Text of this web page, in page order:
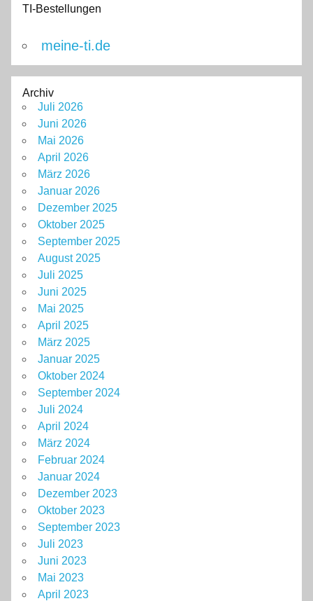
TI-Bestellungen
meine-ti.de
Archiv
Juli 2026
Juni 2026
Mai 2026
April 2026
März 2026
Januar 2026
Dezember 2025
Oktober 2025
September 2025
August 2025
Juli 2025
Juni 2025
Mai 2025
April 2025
März 2025
Januar 2025
Oktober 2024
September 2024
Juli 2024
April 2024
März 2024
Februar 2024
Januar 2024
Dezember 2023
Oktober 2023
September 2023
Juli 2023
Juni 2023
Mai 2023
April 2023